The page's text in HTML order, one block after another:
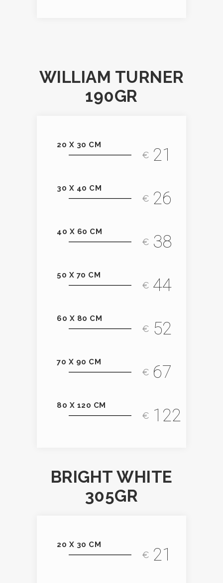
WILLIAM TURNER
190GR
20 X 30 CM
€ 21
30 X 40 CM
€ 26
40 X 60 CM
€ 38
50 X 70 CM
€ 44
60 X 80 CM
€ 52
70 X 90 CM
€ 67
80 X 120 CM
€ 122
BRIGHT WHITE
305GR
20 X 30 CM
€ 21